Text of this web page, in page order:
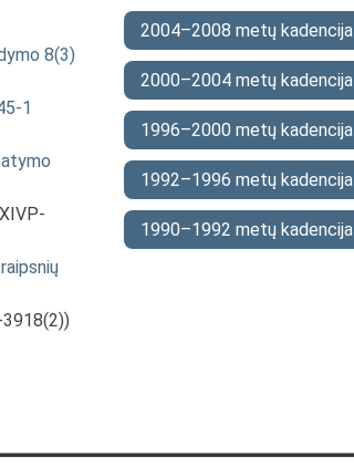
8(3)
1
2004–2008 metų kadencija
2000–2004 metų kadencija
1996–2000 metų kadencija
1992–1996 metų kadencija
1990–1992 metų kadencija